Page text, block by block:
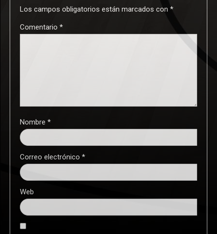
Los campos obligatorios están marcados con *
Comentario *
Nombre *
Correo electrónico *
Web